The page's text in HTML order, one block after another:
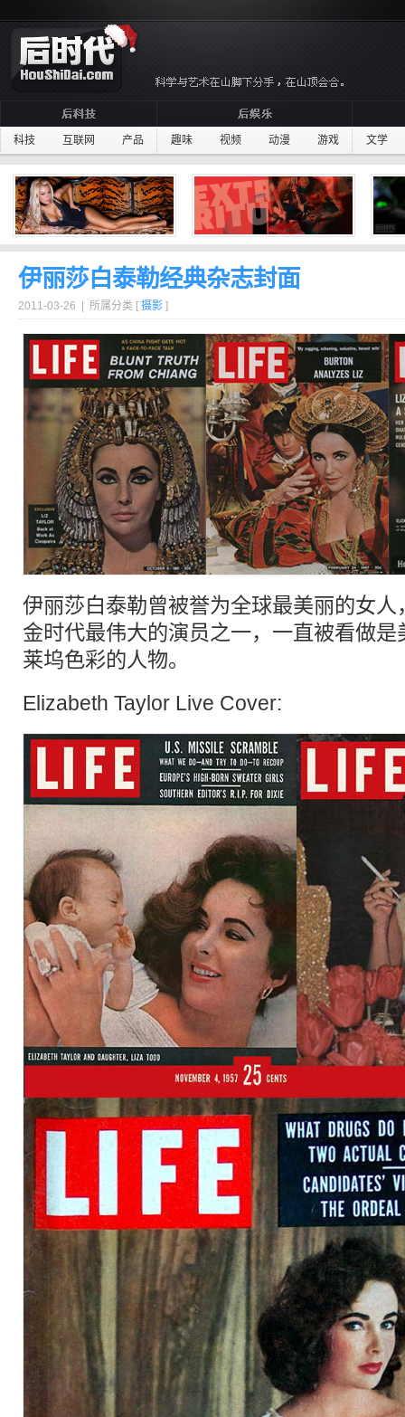
科技 互联网 产品 趣味 视频 动漫 游戏 文学
伊丽莎白泰勒经典杂志封面
2011-03-26 | 所属分类 [ 摄影 ]
伊丽莎白泰勒曾被誉为全球最美丽的女
金时代最伟大的演员之一，一直被看做
莱坞色彩的人物。
Elizabeth Taylor Live Cover: